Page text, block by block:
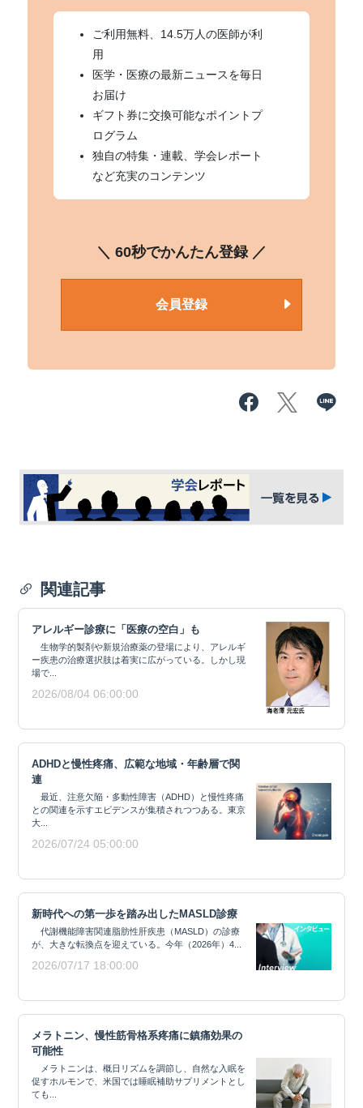
ご利用無料、14.5万人の医師が利
用
医学・医療の最新ニュースを毎日
お届け
ギフト券に交換可能なポイントプ
ログラム
独自の特集・連載、学会レポート
など充実のコンテンツ
＼ 60秒でかんたん登録 ／
会員登録
関連記事
アレルギー診療に「医療の空白」も
生物学的製剤や新規治療薬の登場により、アレルギ
ー疾患の治療選択肢は着実に広がっている。しかし現
場で...
2026/08/04 06:00:00
ADHDと慢性疼痛、広範な地域・年齢層で関
連
最近、注意欠陥・多動性障害（ADHD）と慢性疼痛
との関連を示すエビデンスが集積されつつある。東京
大...
2026/07/24 05:00:00
新時代への第一歩を踏み出したMASLD診療
代謝機能障害関連脂肪性肝疾患（MASLD）の診療
が、大きな転換点を迎えている。今年（2026年）4...
2026/07/17 18:00:00
メラトニン、慢性筋骨格系疼痛に鎮痛効果の
可能性
メラトニンは、概日リズムを調節し、自然な入眠を
促すホルモンで、米国では睡眠補助サプリメントとし
ても...